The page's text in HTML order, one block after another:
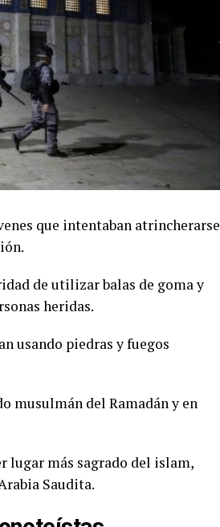
que intentaban atrincherarse
de utilizar balas de goma y
heridas.
usando piedras y fuegos
musulmán del Ramadán y en
lugar más sagrado del islam,
Saudita.